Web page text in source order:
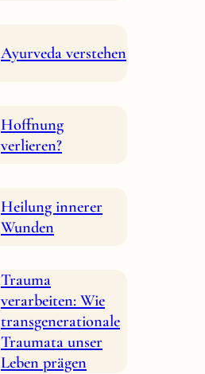
Ayurveda verstehen
Hoffnung
verlieren?
Heilung innerer
Wunden
Trauma
verarbeiten: Wie
transgenerationale
Traumata unser
Leben prägen